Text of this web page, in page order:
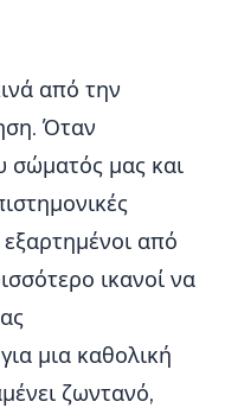
από την
Όταν
σώματός μας και
εξαρτημένοι από
ικανοί να
μια καθολική
ζωντανό,